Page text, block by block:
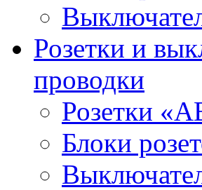
Розетки и
проводки
Розетки
Блоки